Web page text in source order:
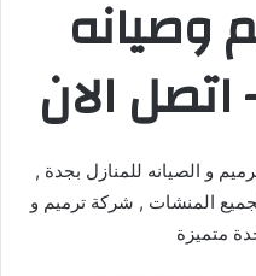
وصيانه
الان
و الصيانه للمنازل بجدة ,
المنشات , شركة ترميم و
متميزة